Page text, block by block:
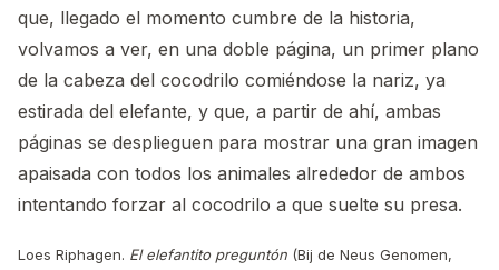
que, llegado el momento cumbre de la historia,
volvamos a ver, en una doble página, un primer plano
de la cabeza del cocodrilo comiéndose la nariz, ya
estirada del elefante, y que, a partir de ahí, ambas
páginas se desplieguen para mostrar una gran imagen
apaisada con todos los animales alrededor de ambos
intentando forzar al cocodrilo a que suelte su presa.
Loes Riphagen. El elefantito preguntón (Bij de Neus Genomen,